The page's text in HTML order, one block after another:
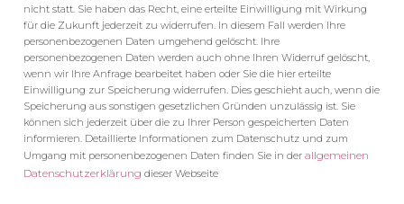
nicht statt. Sie haben das Recht, eine erteilte Einwilligung mit Wirkung
für die Zukunft jederzeit zu widerrufen. In diesem Fall werden Ihre
personenbezogenen Daten umgehend gelöscht. Ihre
personenbezogenen Daten werden auch ohne Ihren Widerruf gelöscht,
wenn wir Ihre Anfrage bearbeitet haben oder Sie die hier erteilte
Einwilligung zur Speicherung widerrufen. Dies geschieht auch, wenn die
Speicherung aus sonstigen gesetzlichen Gründen unzulässig ist. Sie
können sich jederzeit über die zu Ihrer Person gespeicherten Daten
informieren. Detaillierte Informationen zum Datenschutz und zum
Umgang mit personenbezogenen Daten finden Sie in der allgemeinen
Datenschutzerklärung dieser Webseite